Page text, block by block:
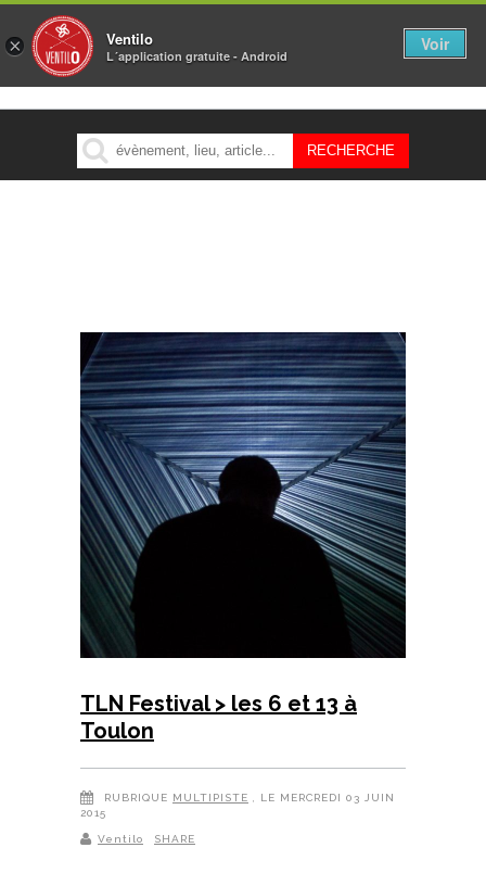
MENU
TLN Festival > les 6 et 13 à
Toulon
RUBRIQUE MULTIPISTE
, LE MERCREDI 03 JUIN
2015
Ventilo SHARE
× Ventilo
L´application gratuite - Android
Voir